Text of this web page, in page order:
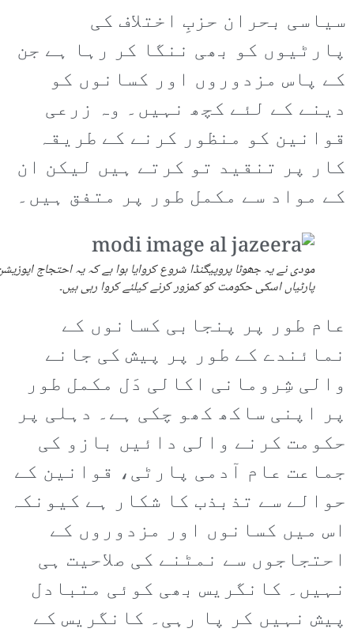
سیاسی بحران حزبِ اختلاف کی
پارٹیوں کو بھی ننگا کر رہا ہے جن
کے پاس مزدوروں اور کسانوں کو
دینے کے لئے کچھ نہیں۔ وہ زرعی
قوانین کو منظور کرنے کے طریقہ
کار پر تنقید تو کرتے ہیں لیکن ان
کے مواد سے مکمل طور پر متفق ہیں۔
مودی نے یہ جھوٹا پروپیگنڈا شروع کروایا ہوا ہے کہ یہ احتجاج
پارٹیاں اسکی حکومت کو کمزور کرنے کیلئے کروا رہی ہیں۔
عام طور پر پنجابی کسانوں کے
نمائندے کے طور پر پیش کی جانے
والی شِرومانی اکالی دَل مکمل طور
پر اپنی ساکھ کھو چکی ہے۔ دہلی پر
حکومت کرنے والی دائیں بازو کی
جماعت عام آدمی پارٹی، قوانین کے
حوالے سے تذبذب کا شکار ہے کیونکہ
اس میں کسانوں اور مزدوروں کے
احتجاجوں سے نمٹنے کی صلاحیت ہی
نہیں۔ کانگریس بھی کوئی متبادل
پیش نہیں کر پا رہی۔ کانگریس کے